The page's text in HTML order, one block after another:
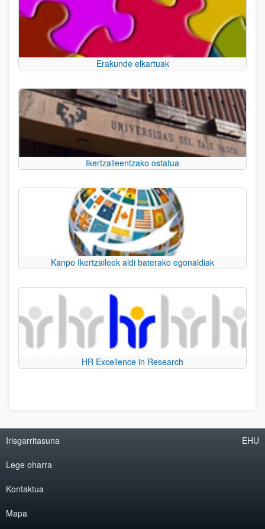
Erakunde elkartuak
Ikertzaileentzako ostatua
Kanpo Ikertzaileek aldi baterako egonaldiak
HR Excellence in Research
Irisgarritasuna
Lege oharra
Kontaktua
Mapa
EHU